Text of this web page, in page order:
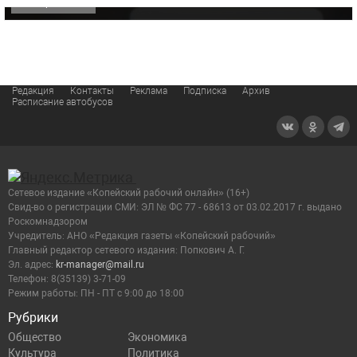
Редакция Контакты Реклама Подписка
Архив
Расписание автобусов
Рубрики
Общество
Экономика
Культура
Политика
Сетевое издание «Копейский рабочий онлайн» (16+)
Cвид-во о регистрации СМИ: ЭЛ № ФС 77 - 68613 от 03.02.2017 г. выдано
Роскомнадзором
Учредитель: АНО «Редакция газеты «Копейский рабочий»
Главный редактор сетевого издания: Попкович А. Г.
Эл. адрес: kr-manager@mail.ru
Телефон: 8(35139) 3-71-09
Режим работы: ПН - ПТ с 9:00 до 18:00